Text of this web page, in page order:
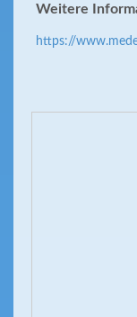
Weitere
https://